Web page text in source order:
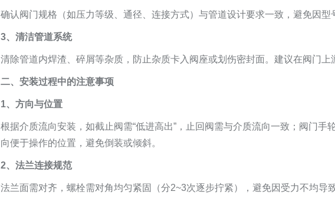
确认阀门规格（如压力等级、通径、连接方式）与管道设计要求一致，避免因型
3、清洁管道系统
清除管道内焊渣、碎屑等杂质，防止杂质卡入阀座或划伤密封面。建议在阀门上
二、安装过程中的注意事项
1、方向与位置
根据介质流向安装，如截止阀需“低进高出”，止回阀需与介质流向一致；阀门手
向便于操作的位置，避免倒装或倾斜。
2、法兰连接规范
法兰面需对齐，螺栓需对角均匀紧固（分2~3次逐步拧紧），避免因受力不均导